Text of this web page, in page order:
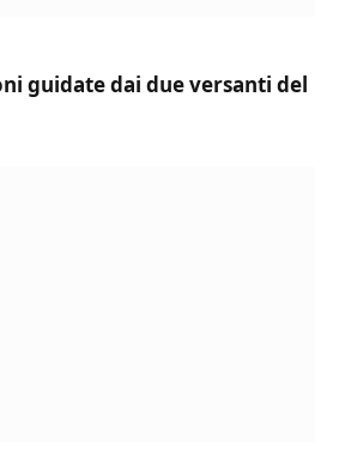
guidate dai due versanti del